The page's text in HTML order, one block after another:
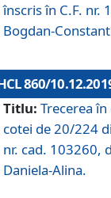
înscris în C.F. nr.
Bogdan-
860/
Titlu: Trecerea
cotei de 20/224
nr. cad. 103260,
Daniela-Alina.